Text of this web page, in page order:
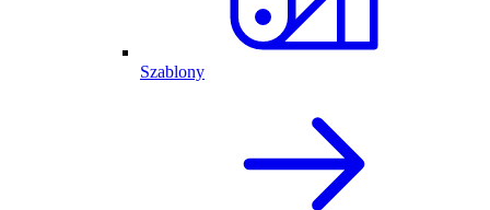
Szablony